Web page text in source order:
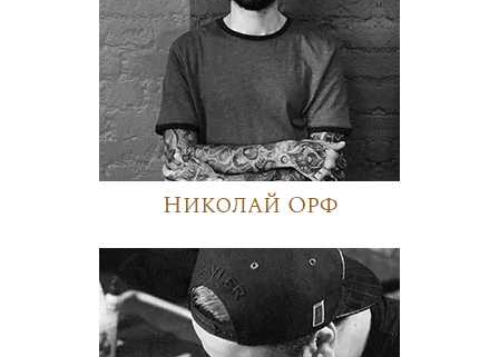
Николай Орф